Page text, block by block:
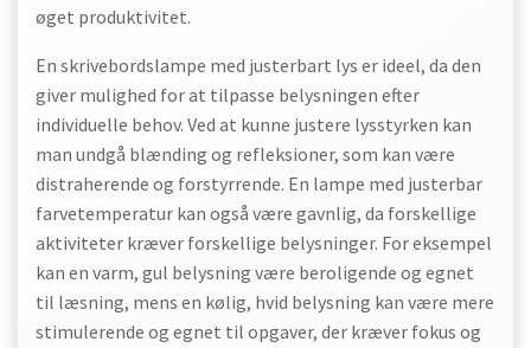
øget produktivitet.
En skrivebordslampe med justerbart lys er ideel, da den
giver mulighed for at tilpasse belysningen efter
individuelle behov. Ved at kunne justere lysstyrken kan
man undgå blænding og refleksioner, som kan være
distraherende og forstyrrende. En lampe med justerbar
farvetemperatur kan også være gavnlig, da forskellige
aktiviteter kræver forskellige belysninger. For eksempel
kan en varm, gul belysning være beroligende og egnet
til læsning, mens en kølig, hvid belysning kan være mere
stimulerende og egnet til opgaver, der kræver fokus og